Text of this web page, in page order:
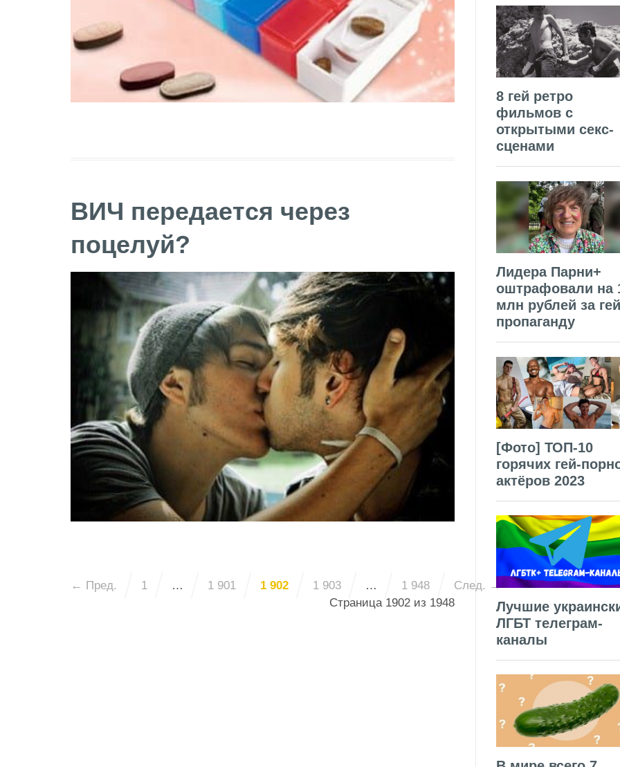
ВИЧ передается через
поцелуй?
← Пред. 1 … 1 901 1 902 1 903 … 1 948
След. →
Страница 1902 из 1948
8 гей ретро
фильмов с
открытыми секс-
сценами
Лидера Парни+
оштрафовали на
млн рублей за
пропаганду
[Фото] ТОП-10
горячих гей-
актёров 2023
Лучшие
ЛГБТ телеграм-
каналы